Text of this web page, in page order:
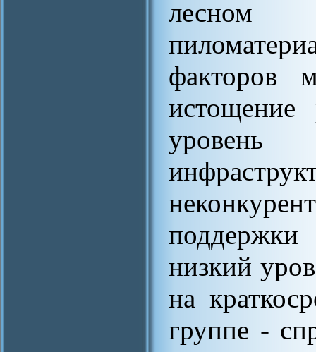
лесном
факторов
истощение
низкий
на
группе -